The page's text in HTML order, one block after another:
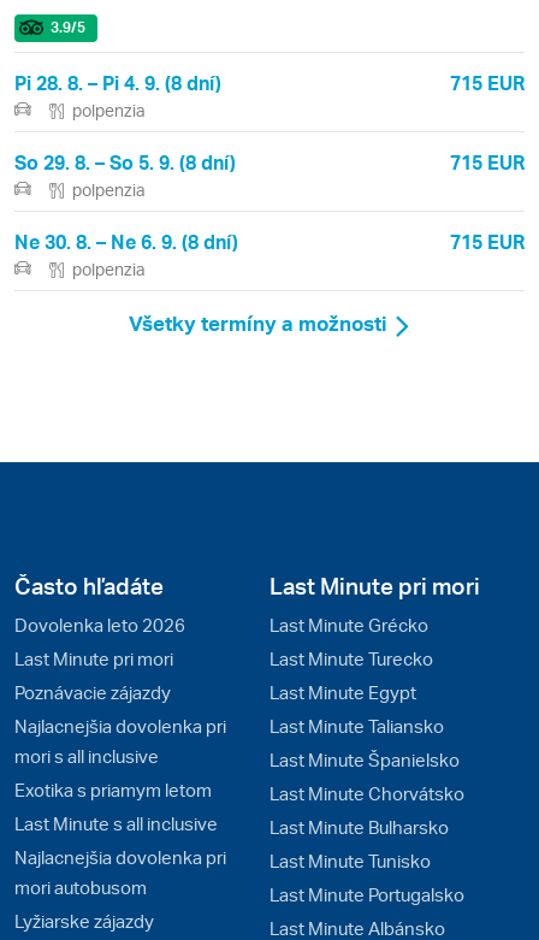
3.9/5
Pi 28. 8. – Pi 4. 9. (8 dní) 715 EUR
polpenzia
So 29. 8. – So 5. 9. (8 dní) 715 EUR
polpenzia
Ne 30. 8. – Ne 6. 9. (8 dní) 715 EUR
polpenzia
Všetky termíny a možnosti
Často hľadáte
Dovolenka leto 2026
Last Minute pri mori
Poznávacie zájazdy
Najlacnejšia dovolenka pri
mori s all inclusive
Exotika s priamym letom
Last Minute s all inclusive
Najlacnejšia dovolenka pri
mori autobusom
Lyžiarske zájazdy
Last Minute pri mori
Last Minute Grécko
Last Minute Turecko
Last Minute Egypt
Last Minute Taliansko
Last Minute Španielsko
Last Minute Chorvátsko
Last Minute Bulharsko
Last Minute Tunisko
Last Minute Portugalsko
Last Minute Albánsko